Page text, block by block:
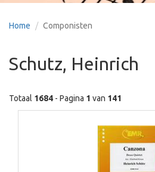
Home Componisten
Schutz, Heinrich
Totaal 1684 - Pagina 1 van 141